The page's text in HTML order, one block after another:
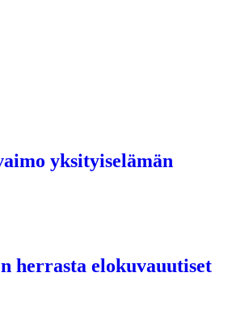
yksityiselämän
herrasta elokuvauutiset